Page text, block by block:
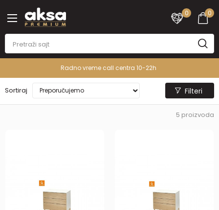
0
0
Radno vreme call centra 10-22h
Sortiraj Filteri
5 proizvoda